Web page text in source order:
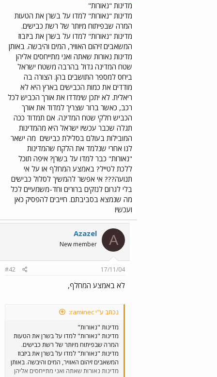
מדינות "נאורות"
מדינות "נאורות" למדו על בשרן את הטעות
המרה שבפיתוח מיותר של רשת כבישים.
מדינות "נאורות" למדו על בשרן את ביזבוז
המשאבים זיהום האוויר, המים והיבשה. באותן
מדינות נאורות שאתה ואני מתייחסים אליהן
שטח המדינה גדול בהרבה משטח ישראל
ביחס למספר התושבים בהן. הצורה בה
מודדים את כמות הכבישים בארץ היא לא
ריאלית. לא יתכן שימדדו את אורך הכביש לכל
רכב, כאשר ברור שצריך למדוד את אורך
הכביש חלקי שטח המדינה. אם תמדוד ככה
תגלה שכבר עכשיו ישראל היא מהמדינות
המובילות בעולם בסלילת כבישים מה ישאר
לנו אחרי שנלמד את הלקח שהמדינות
"נאורות" כבר למדו על בשרן? איפה תוכל
ללכת לטייל? באמצע המחלף או על אי
תנועה??? אי אפשר להמשיך לסלול כבישים
בלי לגרום לנזקים ברורים וחד-משמעיים לכל
מה שנמצא בסביבתם. חייבים להפסיק כאן
ועכשיו
A
Azazel
New member
17/11/04
#42
לא באמצע המחלף,
נכתב ע"י raminec:
מדינות "נאורות"
מדינות "נאורות" למדו על בשרן את הטעות
המרה שבפיתוח מיותר של רשת כבישים.
מדינות "נאורות" למדו על בשרן את ביזבוז
המשאבים זיהום האוויר, המים והיבשה. באותן
מדינות נאורות שאתה ואני מתייחסים אליהן